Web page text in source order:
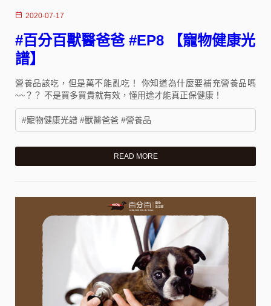
2020-07-17
#百分百獸醫爸爸 #EP8 【寵物健康光
譜】
營養品該吃，但是萬不能亂吃！ 你知道為什麼要補充營養品嗎
~~？？ 不是買多買貴就有效，懂用途才能真正保健康！
#寵物健康光譜 #獸醫爸爸 #營養品
READ MORE